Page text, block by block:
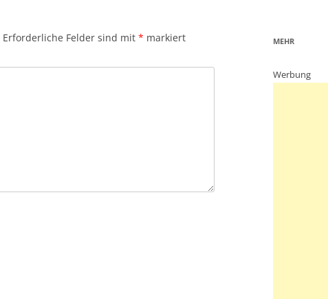
Erforderliche Felder sind mit * markiert
MEHR
Werbung